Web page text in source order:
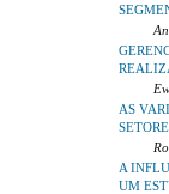
AS
A
UM